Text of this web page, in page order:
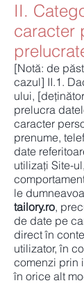
II.
caracter
[Notă: de
cazul] II.1.
ului,
prelucra
caracter
prenume,
date
utilizați Site-
le
tailory.ro,
de date pe
direct în
utilizator, în
comenzi prin
în orice alt